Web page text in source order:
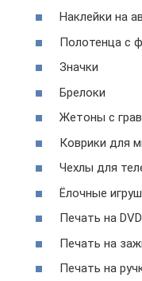
Наклейки на
Полотенца с
Значки
Брелоки
Жетоны с
Коврики для
Чехлы для
Ёлочные
Печать на DVD
Печать на
Печать на